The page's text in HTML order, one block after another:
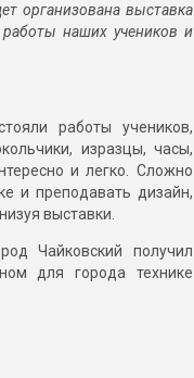
организована выставка
наших учеников и
работы учеников,
изразцы, часы,
и легко. Сложно
и преподавать дизайн,
выставки.
Чайковский получил
для города технике